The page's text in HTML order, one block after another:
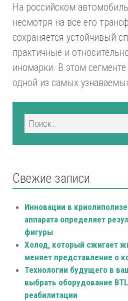
На российском
несмотря на все его
сохраняется устойчивый
практичные и
иномарки. В этом
одной из самых
Свежие записи
Инновации в
аппарата определяет
фигуры
Холод, который сжигает
меняет представление о
Технологии будущего в
выбрать оборудование
реабилитации